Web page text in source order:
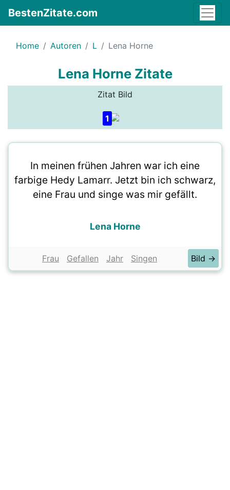
BestenZitate.com
Home Autoren L Lena Horne
Lena Horne Zitate
Zitat Bild
1
In meinen frühen Jahren war ich eine
farbige Hedy Lamarr. Jetzt bin ich schwarz,
eine Frau und singe was mir gefällt.
Lena Horne
Frau Gefallen Jahr Singen Bild →